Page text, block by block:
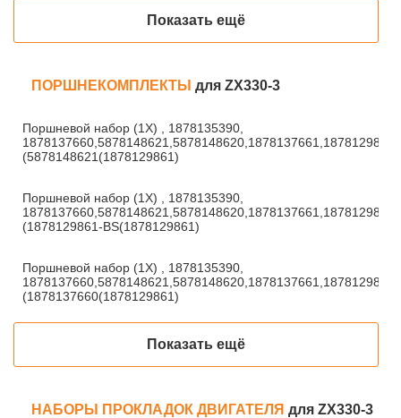
Показать ещё
ПОРШНЕКОМПЛЕКТЫ для ZX330-3
Поршневой набор (1X) , 1878135390,
1878137660,5878148621,5878148620,1878137661,1878129860
(5878148621(1878129861)
Поршневой набор (1X) , 1878135390,
1878137660,5878148621,5878148620,1878137661,1878129860
(1878129861-BS(1878129861)
Поршневой набор (1X) , 1878135390,
1878137660,5878148621,5878148620,1878137661,1878129860
(1878137660(1878129861)
Показать ещё
НАБОРЫ ПРОКЛАДОК ДВИГАТЕЛЯ для ZX330-3